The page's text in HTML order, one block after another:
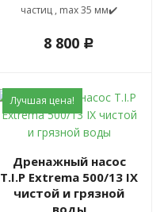
частиц , max 35 мм✔️
8 800 c
Лучшая цена!
Дренажный насос
T.I.P Extrema 500/13 IX
чистой и грязной
воды